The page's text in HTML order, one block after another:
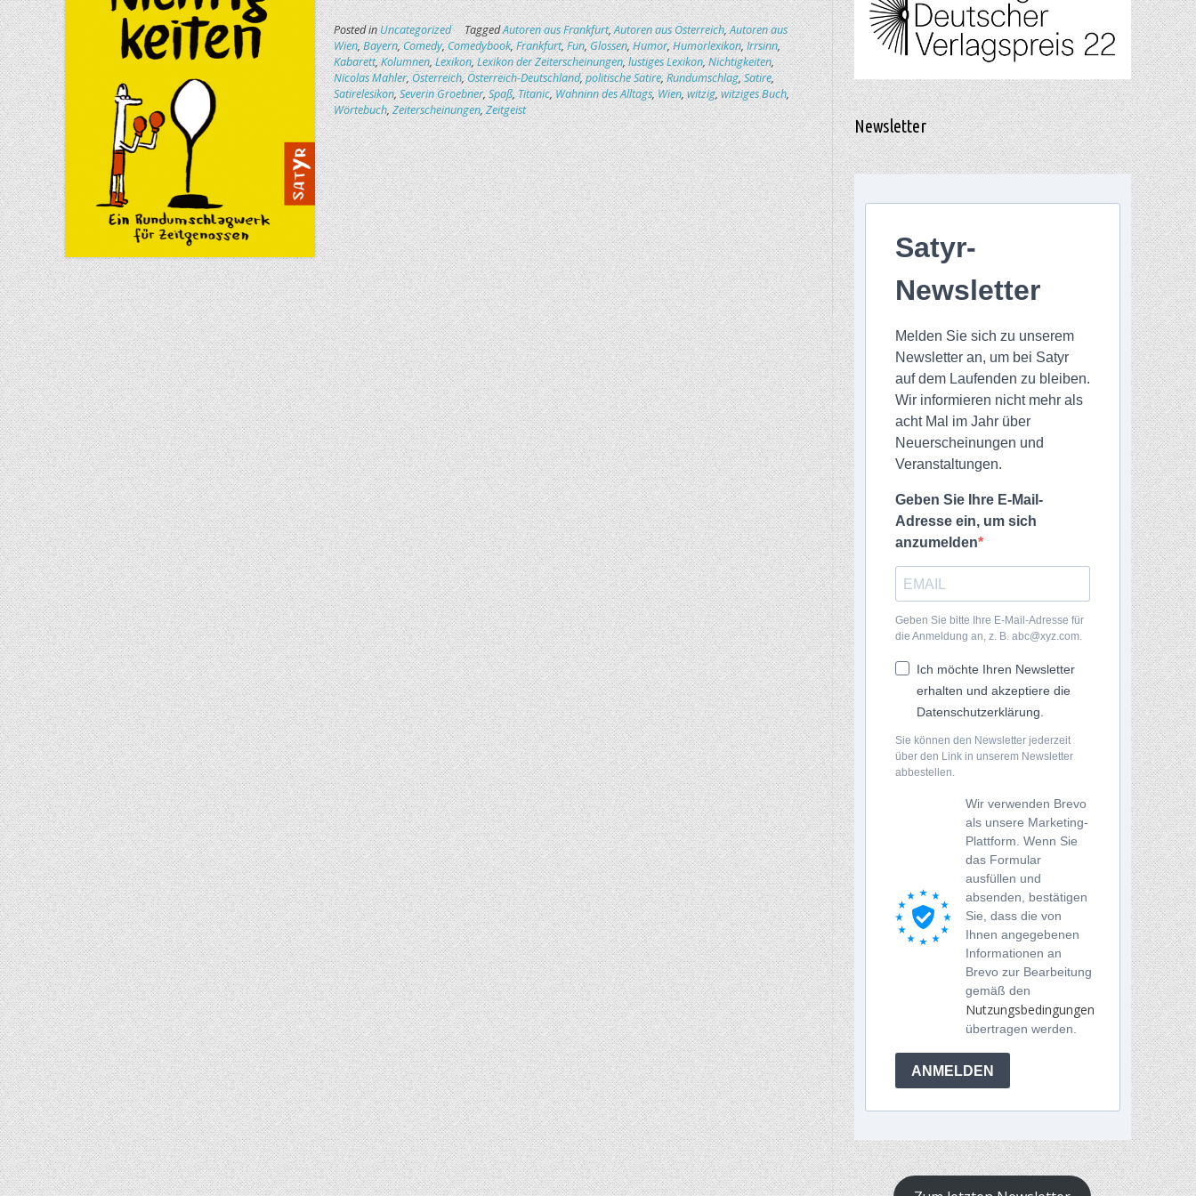
Posted inUncategorized TaggedAutoren aus Frankfurt,Autoren aus Österreich,Autoren aus
Wien,Bayern,Comedy,Comedybook,Frankfurt,Fun,Glossen,Humor,Humorlexikon,Irrsinn,
Kabarett,Kolumnen,Lexikon,Lexikon der Zeiterscheinungen,lustiges Lexikon,Nichtigkeiten,
Nicolas Mahler,Österreich,Österreich-Deutschland,politische Satire,Rundumschlag,Satire,
Satirelesikon,Severin Groebner,Spaß,Titanic,Wahninn des Alltags,Wien,witzig,witziges Buch,
Wörtebuch,Zeiterscheinungen,Zeitgeist
Newsletter
Satyr-
Newsletter
Melden Sie sich zu unserem
Newsletter an, um bei Satyr
auf dem Laufenden zu bleiben.
Wir informieren nicht mehr als
acht Mal im Jahr über
Neuerscheinungen und
Veranstaltungen.
Geben Sie Ihre E-Mail-
Adresse ein, um sich
anzumelden
Geben Sie bitte Ihre E-Mail-Adresse für
die Anmeldung an, z. B. abc@xyz.com.
Ich möchte Ihren Newsletter
erhalten und akzeptiere die
Datenschutzerklärung.
Sie können den Newsletter jederzeit
über den Link in unserem Newsletter
abbestellen.
Wir verwenden Brevo
als unsere Marketing-
Plattform. Wenn Sie
das Formular
ausfüllen und
absenden, bestätigen
Sie, dass die von
Ihnen angegebenen
Informationen an
Brevo zur Bearbeitung
gemäß den
Nutzungsbedingungen
übertragen werden.
ANMELDEN